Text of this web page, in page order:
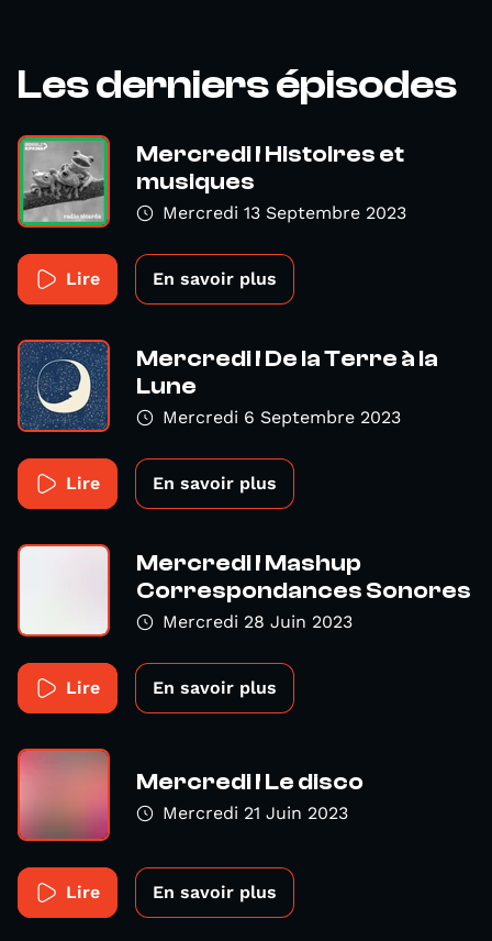
Les derniers épisodes
Mercredi ! Histoires et
musiques
Mercredi 13 Septembre 2023
Lire En savoir plus
Mercredi ! De la Terre à la
Lune
Mercredi 6 Septembre 2023
Lire En savoir plus
Mercredi ! Mashup
Correspondances Sonores
Mercredi 28 Juin 2023
Lire En savoir plus
Mercredi ! Le disco
Mercredi 21 Juin 2023
Lire En savoir plus